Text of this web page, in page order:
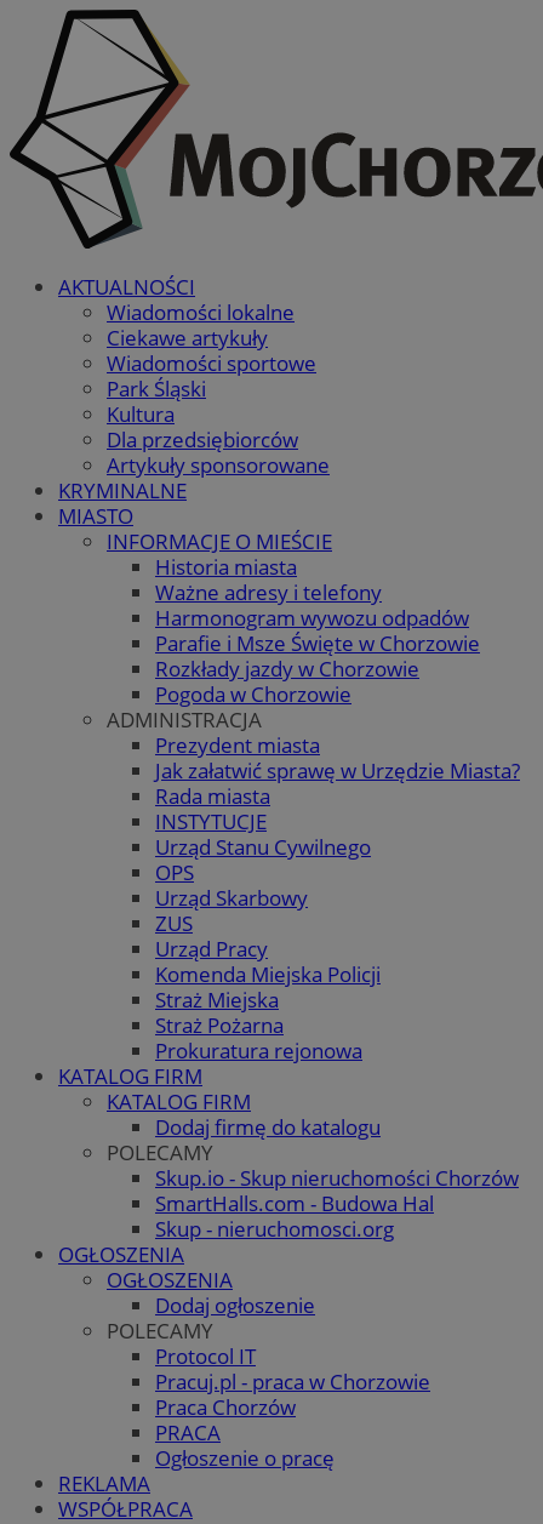
AKTUALNOŚCI
Wiadomości lokalne
Ciekawe artykuły
Wiadomości sportowe
Park Śląski
Kultura
Dla przedsiębiorców
Artykuły sponsorowane
KRYMINALNE
MIASTO
INFORMACJE O MIEŚCIE
Historia miasta
Ważne adresy i telefony
Harmonogram wywozu odpadów
Parafie i Msze Święte w Chorzowie
Rozkłady jazdy w Chorzowie
Pogoda w Chorzowie
ADMINISTRACJA
Prezydent miasta
Jak załatwić sprawę w Urzędzie Miasta?
Rada miasta
INSTYTUCJE
Urząd Stanu Cywilnego
OPS
Urząd Skarbowy
ZUS
Urząd Pracy
Komenda Miejska Policji
Straż Miejska
Straż Pożarna
Prokuratura rejonowa
KATALOG FIRM
KATALOG FIRM
Dodaj firmę do katalogu
POLECAMY
Skup.io - Skup nieruchomości Chorzów
SmartHalls.com - Budowa Hal
Skup - nieruchomosci.org
OGŁOSZENIA
OGŁOSZENIA
Dodaj ogłoszenie
POLECAMY
Protocol IT
Pracuj.pl - praca w Chorzowie
Praca Chorzów
PRACA
Ogłoszenie o pracę
REKLAMA
WSPÓŁPRACA